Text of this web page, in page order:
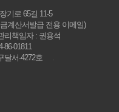
기로 65길 11-5
계산서발급 전용 이메일)
리책임자 : 권용석
01811
달서-4272호